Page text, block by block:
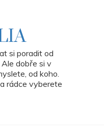
si poradit od
dobře si v
od koho.
rádce vyberete